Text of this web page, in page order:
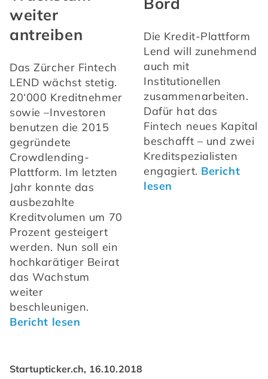
weiter
antreiben
Das Zürcher Fintech
LEND wächst stetig.
20‘000 Kreditnehmer
sowie –Investoren
benutzen die 2015
gegründete
Crowdlending-
Plattform. Im letzten
Jahr konnte das
ausbezahlte
Kreditvolumen um 70
Prozent gesteigert
werden. Nun soll ein
hochkarätiger Beirat
das Wachstum
weiter
Bericht lesen
Die Kredit-Plattform
Lend will zunehmend
auch mit
Institutionellen
zusammenarbeiten.
Dafür hat das
Fintech neues Kapital
beschafft – und zwei
Kreditspezialisten
engagiert. Bericht
lesen
Startupticker.ch, 16.10.2018